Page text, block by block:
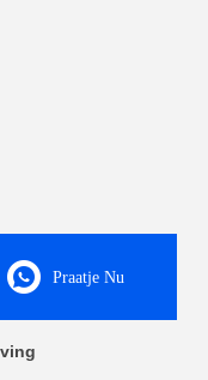
Praatje Nu